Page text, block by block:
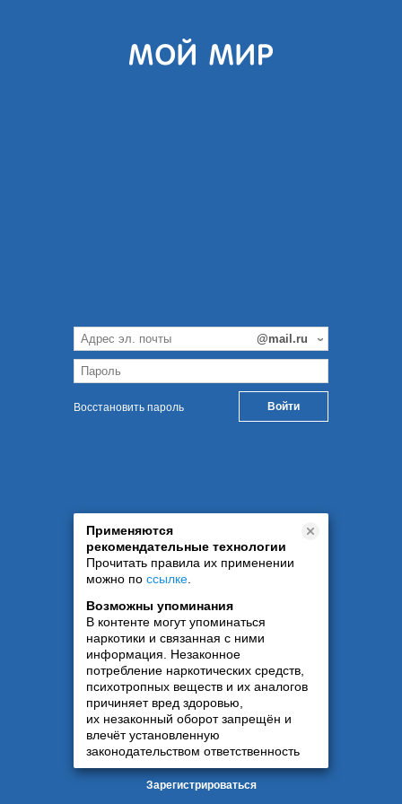
Восстановить пароль
Применяются
рекомендательные технологии
Прочитать правила их применении
можно по ссылке
Возможны упоминания
В контенте могут упоминаться
наркотики и связанная с ними
информация. Незаконное
потребление наркотических средств,
психотропных веществ и их аналогов
причиняет вред здоровью,
их незаконный оборот запрещён и
влечёт установленную
законодательством ответственность
Зарегистрироваться